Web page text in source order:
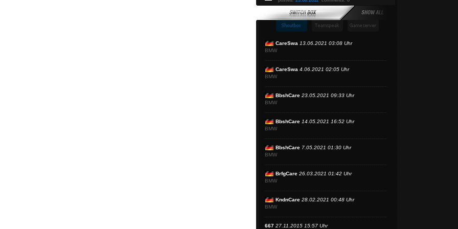
CareSwa 13.06.2021 03:08 Uhr
BMW
CareSwa 4.06.2021 02:05 Uhr
BMW
BbshCare 23.05.2021 09:33 Uhr
BMW
BbshCare 14.05.2021 16:52 Uhr
BMW
BbshCare 7.05.2021 01:30 Uhr
BMW
BrfgCare 26.03.2021 01:42 Uhr
BMW
KndnCare 28.02.2021 00:48 Uhr
BMW
667 27.11.2015 15:57 Uhr